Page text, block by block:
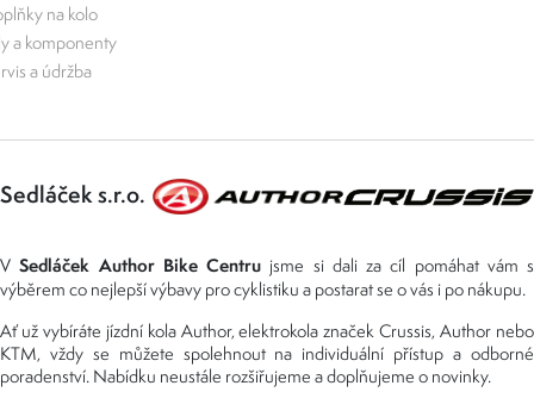
na kolo
a komponenty
a údržba
Sedláček s.r.o.
VSedláček Author Bike Centru jsme si dali za cíl pomáhat vám s
výběrem co nejlepší výbavy pro cyklistiku a postarat se o vás i po nákupu.
Ať už vybíráte jízdní kola Author, elektrokola značek Crussis, Author nebo
KTM, vždy se můžete spolehnout na individuální přístup a odborné
poradenství. Nabídku neustále rozšiřujeme a doplňujeme o novinky.